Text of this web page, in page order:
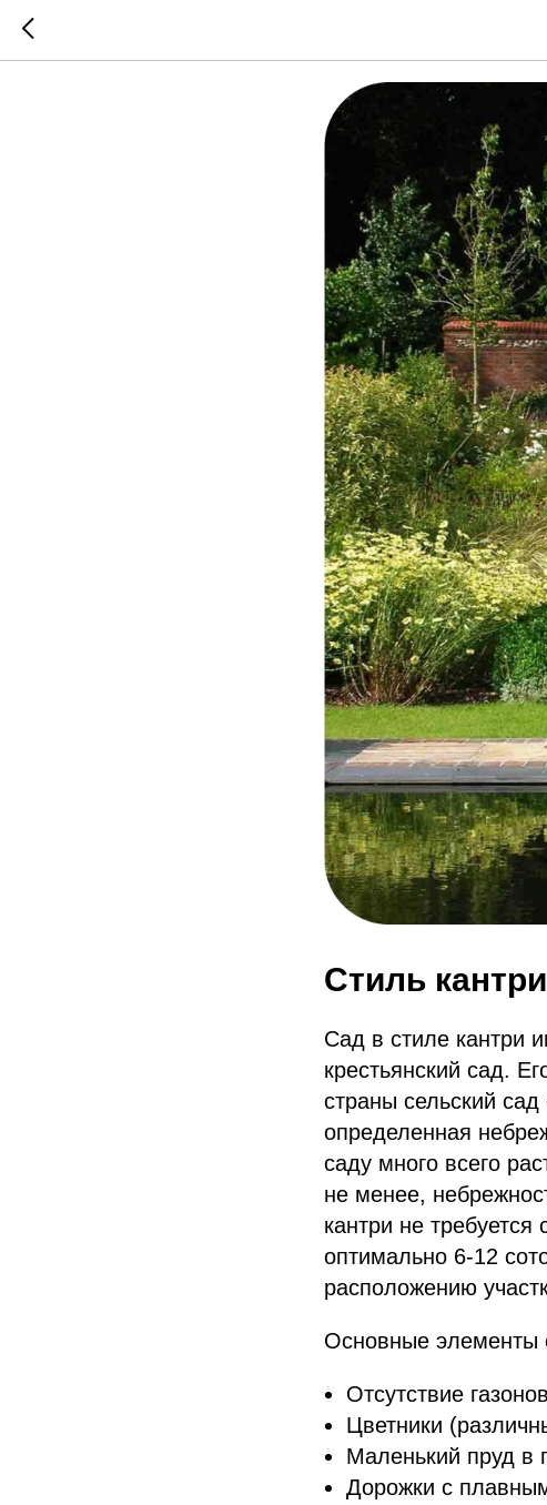
Стиль
Стиль
Сад в стиле кантри
крестьянский сад.
страны сельский
определенная
саду много всего
не менее,
кантри не
оптимально 6-12
расположению
Основные элементы
Отсутствие
Цветники
Маленький пруд в
Дорожки с